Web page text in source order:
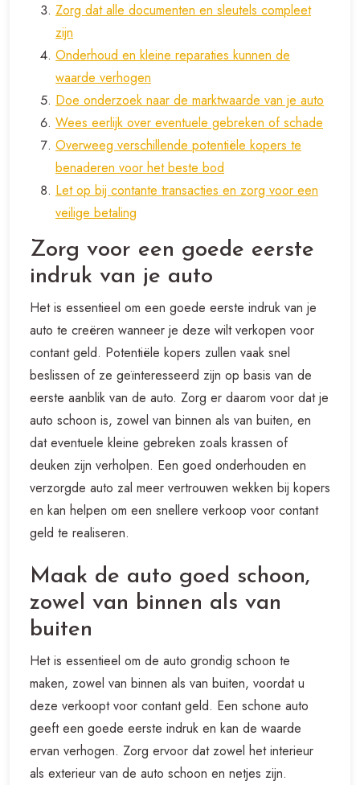
Zorg dat alle documenten en sleutels compleet
zijn
Onderhoud en kleine reparaties kunnen de
waarde verhogen
Doe onderzoek naar de marktwaarde van je auto
Wees eerlijk over eventuele gebreken of schade
Overweeg verschillende potentiële kopers te
benaderen voor het beste bod
Let op bij contante transacties en zorg voor een
veilige betaling
Zorg voor een goede eerste
indruk van je auto
Het is essentieel om een goede eerste indruk van je
auto te creëren wanneer je deze wilt verkopen voor
contant geld. Potentiële kopers zullen vaak snel
beslissen of ze geïnteresseerd zijn op basis van de
eerste aanblik van de auto. Zorg er daarom voor dat je
auto schoon is, zowel van binnen als van buiten, en
dat eventuele kleine gebreken zoals krassen of
deuken zijn verholpen. Een goed onderhouden en
verzorgde auto zal meer vertrouwen wekken bij kopers
en kan helpen om een snellere verkoop voor contant
geld te realiseren.
Maak de auto goed schoon,
zowel van binnen als van
buiten
Het is essentieel om de auto grondig schoon te
maken, zowel van binnen als van buiten, voordat u
deze verkoopt voor contant geld. Een schone auto
geeft een goede eerste indruk en kan de waarde
ervan verhogen. Zorg ervoor dat zowel het interieur
als exterieur van de auto schoon en netjes zijn.